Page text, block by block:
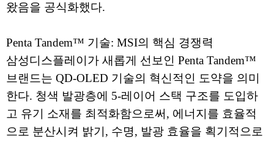
왔음을 공식화했다.
Penta Tandem™ 기술: MSI의 핵심 경쟁력
삼성디스플레이가 새롭게 선보인 Penta Tandem™
브랜드는 QD-OLED 기술의 혁신적인 도약을 의미
한다. 청색 발광층에 5-레이어 스택 구조를 도입하
고 유기 소재를 최적화함으로써, 에너지를 효율적
으로 분산시켜 밝기, 수명, 발광 효율을 획기적으로